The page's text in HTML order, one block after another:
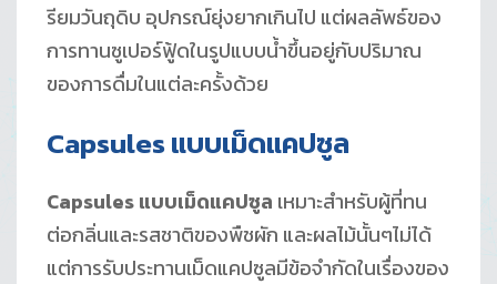
รียมวันถุดิบ อุปกรณ์ยุ่งยากเกินไป แต่ผลลัพธ์ของ
การทานซูเปอร์ฟู้ดในรูปแบบน้ำขึ้นอยู่กับปริมาณ
ของการดื่มในแต่ละครั้งด้วย
Capsules แบบเม็ดแคปซูล
Capsules แบบเม็ดแคปซูล เหมาะสำหรับผู้ที่ทน
ต่อกลิ่นและรสชาติของพืชผัก และผลไม้นั้นๆไม่ได้
แต่การรับประทานเม็ดแคปซูลมีข้อจำกัดในเรื่องของ